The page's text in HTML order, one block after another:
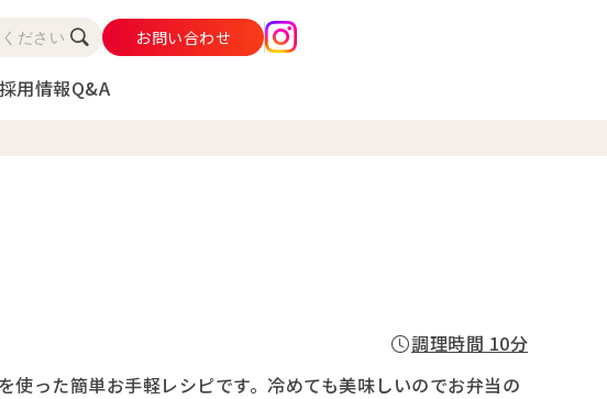
お問い合わせ
採用情報Q&A
調理時間 10分
使った簡単お手軽レシピです。冷めても美味しいのでお弁当の